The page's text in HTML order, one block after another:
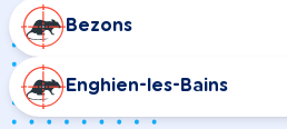
Bezons
Enghien-les-Bains